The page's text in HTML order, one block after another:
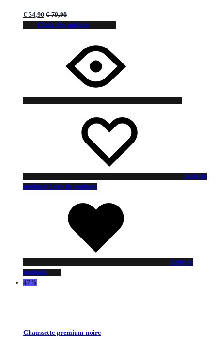
€ 34,90 €79,90
Choix des options
Liste de
souhaits Liste de souhaits
Liste de
souhaits
47%
Chaussette premium noire